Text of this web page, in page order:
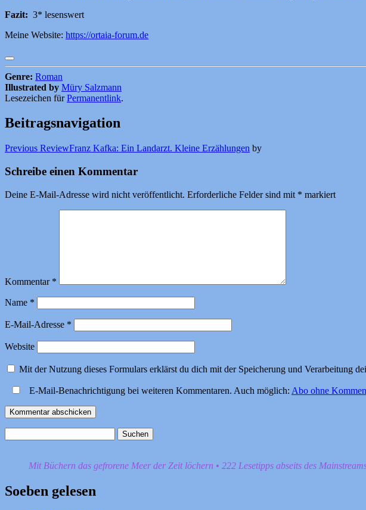
Fazit: 3* lesenswert
Meine Website: https://ortaia-forum.de
Genre: Roman
Illustrated by Müry Salzmann
Lesezeichen fürPermanentlink.
Beitragsnavigation
Previous ReviewFranz Kafka: Ein Landarzt. Kleine Erzählungen by
Schreibe einen Kommentar
Deine E-Mail-Adresse wird nicht veröffentlicht. Erforderliche Felder sind mit * markiert
Kommentar *
Name *
E-Mail-Adresse *
Website
Mit der Nutzung dieses Formulars erklärst du dich mit der Speicherung und Verarbeitung
E-Mail-Benachrichtigung bei weiteren Kommentaren. Auch möglich: Abo ohne
nach:
Mit Büchern das gefrorene Meer der Zeit löchern • 222 Lesetipps abseits des
Soeben gelesen